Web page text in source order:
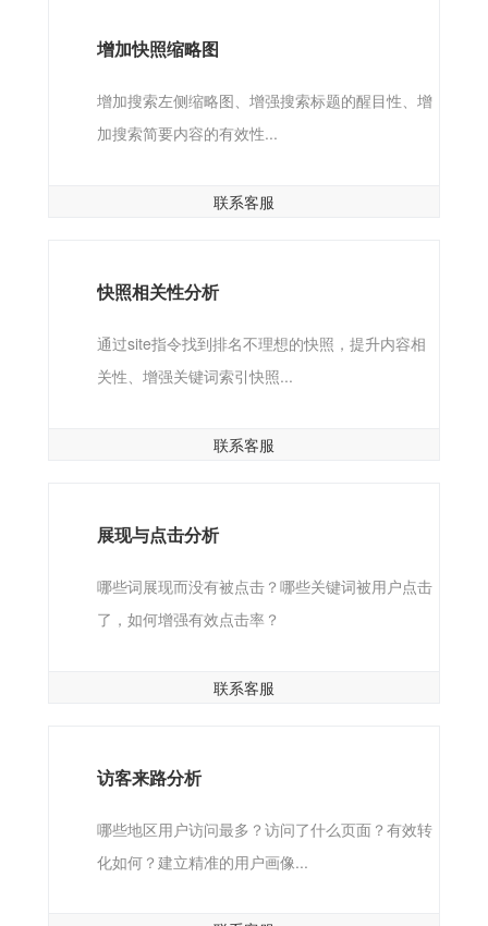
增加快照缩略图
增加搜索左侧缩略图、增强搜索标题的醒目性、增
加搜索简要内容的有效性...
联系客服
快照相关性分析
通过site指令找到排名不理想的快照，提升内容相
关性、增强关键词索引快照...
联系客服
展现与点击分析
哪些词展现而没有被点击？哪些关键词被用户点击
了，如何增强有效点击率？
联系客服
访客来路分析
哪些地区用户访问最多？访问了什么页面？有效转
化如何？建立精准的用户画像...